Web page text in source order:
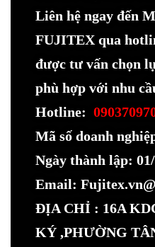
Liên hệ ngay đến
FUJITEX qua
được tư vấn chọn
phù hợp với nhu
Hotline:
Mã số doanh
Ngày thành lập:
Email:
ĐỊA CHỈ : 16A
KÝ ,PHƯỜNG